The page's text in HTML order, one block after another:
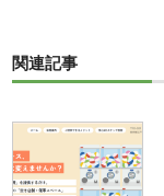
関連記事